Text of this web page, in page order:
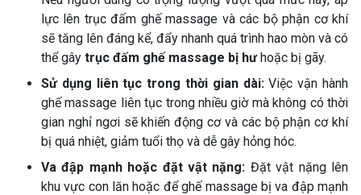
lực lên trục đấm ghế massage và các bộ phận cơ khí
sẽ tăng lên đáng kể, đẩy nhanh quá trình hao mòn và có
thể gây trục đấm ghế massage bị hưhoặc bị gãy.
Sử dụng liên tục trong thời gian dài:Việc vận hành
ghế massage liên tục trong nhiều giờ mà không có thời
gian nghỉ ngơi sẽ khiến động cơ và các bộ phận cơ khí
bị quá nhiệt, giảm tuổi thọ và dễ gây hỏng hóc.
Va đập mạnh hoặc đặt vật nặng: Đặt vật nặng lên
khu vực con lăn hoặc để ghế massage bị va đập mạnh